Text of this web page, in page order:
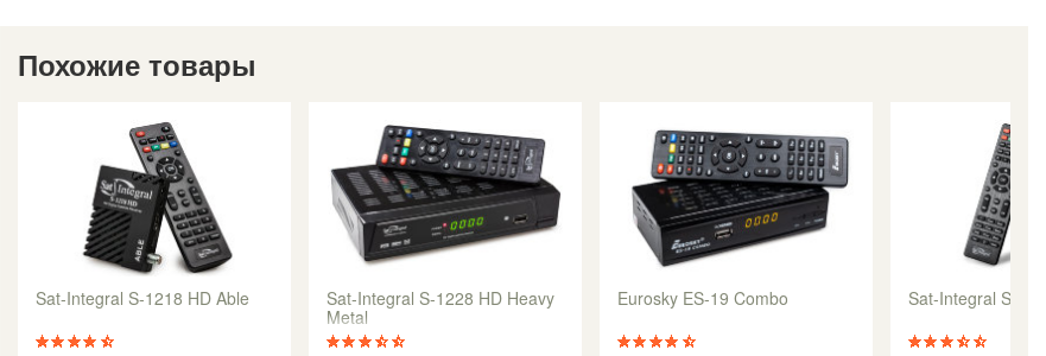
Похожие товары
Sat-Integral S-1218 HD Able
Sat-Integral S-1228 HD Heavy
Metal
Eurosky ES-19 Combo Sat-Integral S-